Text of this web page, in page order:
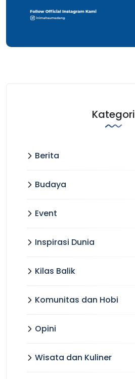
Kategori
Berita
Budaya
Event
Inspirasi Dunia
Kilas Balik
Komunitas dan Hobi
Opini
Wisata dan Kuliner